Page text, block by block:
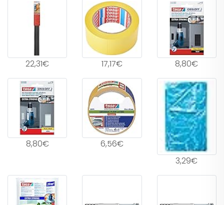
22,31€ 17,17€ 8,80€
8,80€
6,56€
3,29€